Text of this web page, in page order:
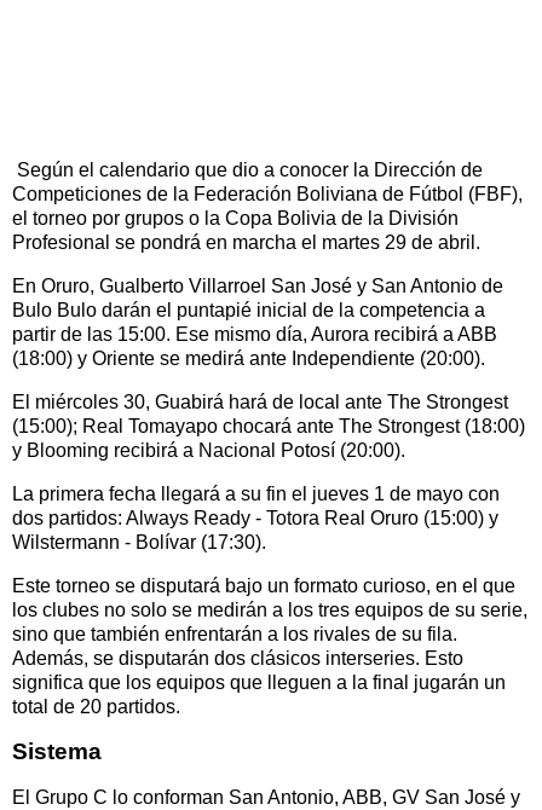
Según el calendario que dio a conocer la Dirección de
Competiciones de la Federación Boliviana de Fútbol (FBF),
el torneo por grupos o la Copa Bolivia de la División
Profesional se pondrá en marcha el martes 29 de abril.
En Oruro, Gualberto Villarroel San José y San Antonio de
Bulo Bulo darán el puntapié inicial de la competencia a
partir de las 15:00. Ese mismo día, Aurora recibirá a ABB
(18:00) y Oriente se medirá ante Independiente (20:00).
El miércoles 30, Guabirá hará de local ante The Strongest
(15:00); Real Tomayapo chocará ante The Strongest (18:00)
y Blooming recibirá a Nacional Potosí (20:00).
La primera fecha llegará a su fin el jueves 1 de mayo con
dos partidos: Always Ready - Totora Real Oruro (15:00) y
Wilstermann - Bolívar (17:30).
Este torneo se disputará bajo un formato curioso, en el que
los clubes no solo se medirán a los tres equipos de su serie,
sino que también enfrentarán a los rivales de su fila.
Además, se disputarán dos clásicos interseries. Esto
significa que los equipos que lleguen a la final jugarán un
total de 20 partidos.
Sistema
El Grupo C lo conforman San Antonio, ABB, GV San José y